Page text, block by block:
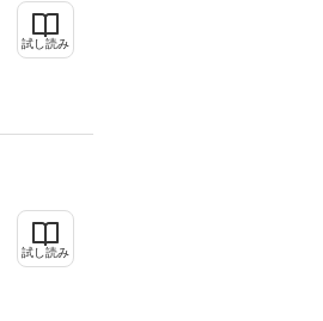
試し読み
試し読み